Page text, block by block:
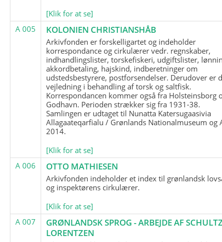
[Klik for at se]
A 005
KOLONIEN CHRISTIANSHÅB
Arkivfonden er forskelligartet og indeholder
korrespondance og cirkulærer vedr. regnskaber,
indhandlingslister, torskefiskeri, udgiftslister,
akkordbetaling, hajskind, indberetninger om
udstedsbestyrere, postforsendelser. Derudover er
vejledning i behandling af torsk og saltfisk.
Korrespondancen kommer også fra Holsteinsborg
Godhavn. Perioden strækker sig fra 1931-38.
Samlingen er udtaget til Nunatta Katersugaasivia
Allagaateqarfialu / Grønlands Nationalmuseum og
2014.
[Klik for at se]
A 006
OTTO MATHIESEN
Arkivfonden indeholder et index til grønlandsk
og inspektørens cirkulærer.
[Klik for at se]
A 007
GRØNLANDSK SPROG - ARBEJDE AF
LORENTZEN